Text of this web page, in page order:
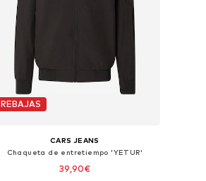
REBAJAS
CARS JEANS
Chaqueta de entretiempo 'YETUR'
39,90€